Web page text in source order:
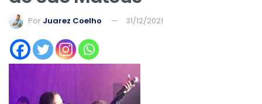
Por Juarez Coelho 31/12/2021